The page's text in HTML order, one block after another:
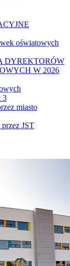
oświatowych
DYREKTORÓW
W 2026
3
miasto
JST